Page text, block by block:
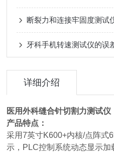
断裂力和连接牢固度测试
牙科手机转速测试仪的误
详细介绍
医用外科缝合针切割力测试仪
产品特点：
采用7英寸K600+内核/点阵式
示，PLC控制系统动态显示